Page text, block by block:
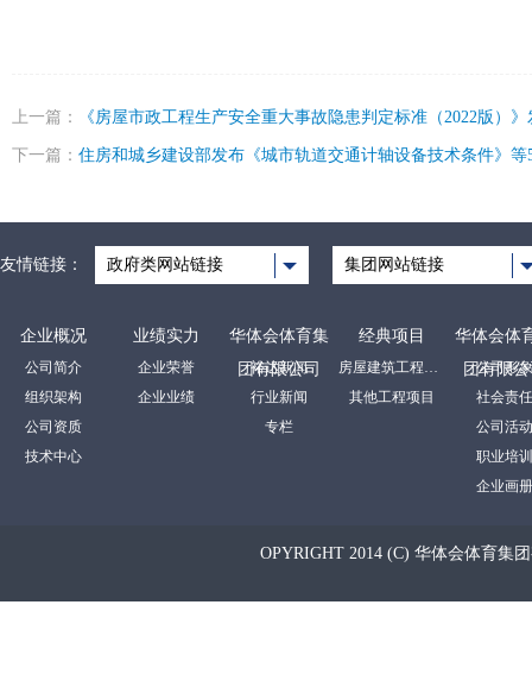
上一篇： 《房屋市政工程生产安全重大事故隐患判定标准（2022版）》
下一篇： 住房和城乡建设部发布《城市轨道交通计轴设备技术条件》等
友情链接： 政府类网站链接 集团网站链接
企业概况
公司简介
组织架构
公司资质
技术中心
业绩实力
企业荣誉
企业业绩
华体会体育集
团有限公司
裕达新闻
行业新闻
专栏
经典项目
房屋建筑工程项目
其他工程项目
华体会体
团有限
公司形象
社会责任
公司活动
职业培训
企业画册
OPYRIGHT 2014 (C) 华体会体育集